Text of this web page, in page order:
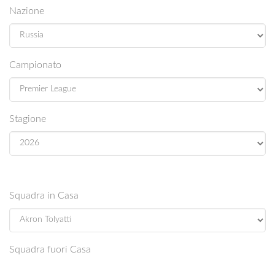
Nazione
Campionato
Stagione
Squadra in Casa
Squadra fuori Casa